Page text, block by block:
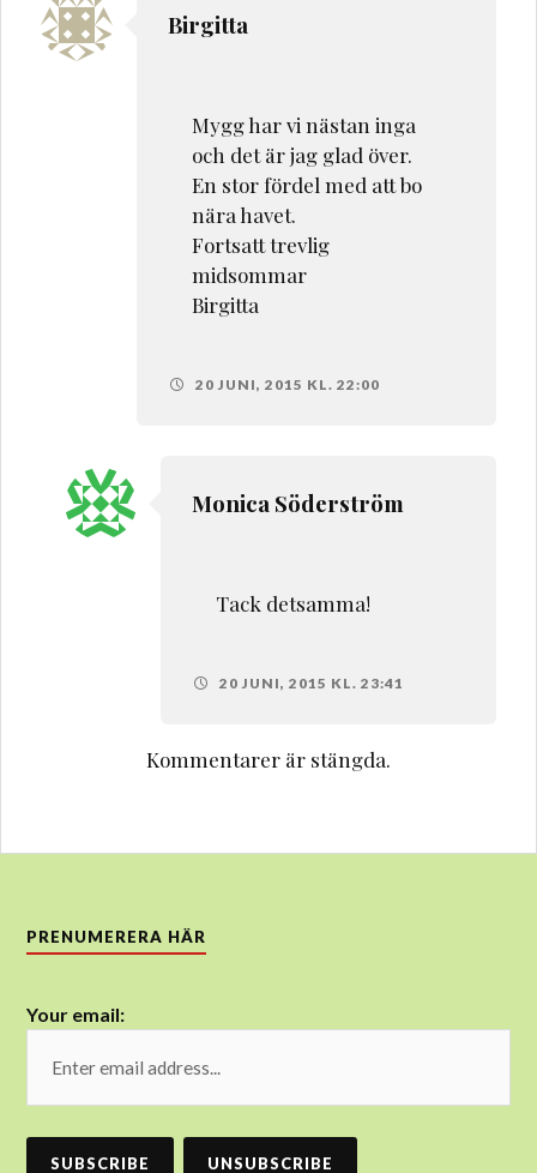
Birgitta
Mygg har vi nästan inga
och det är jag glad över.
En stor fördel med att bo
nära havet.
Fortsatt trevlig
midsommar
Birgitta
20 JUNI, 2015 KL. 22:00
Monica Söderström
Tack detsamma!
20 JUNI, 2015 KL. 23:41
Kommentarer är stängda.
PRENUMERERA HÄR
Your email: